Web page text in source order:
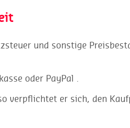
und sonstige
oder PayPal .
verpflichtet er sich, den